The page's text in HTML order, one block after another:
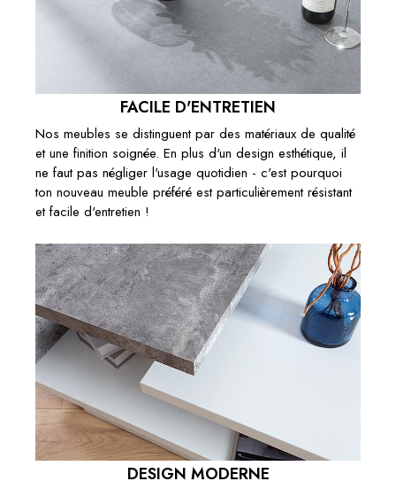
FACILE D'ENTRETIEN
Nos meubles se distinguent par des matériaux de qualité
et une finition soignée. En plus d'un design esthétique, il
ne faut pas négliger l'usage quotidien - c'est pourquoi
ton nouveau meuble préféré est particulièrement résistant
et facile d'entretien !
DESIGN MODERNE